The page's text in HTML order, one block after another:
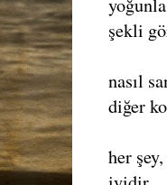
şekli
nasıl
diğer
her